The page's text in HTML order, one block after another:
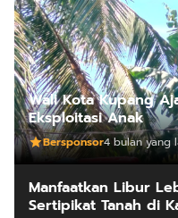
Wali Kota Kupang
Eksploitasi Anak
Bersponsor4 bulan yang
Manfaatkan Libur
Sertipikat Tanah di